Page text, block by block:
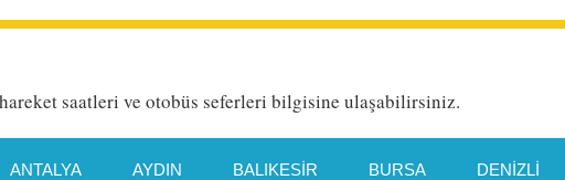
saatleri ve otobüs seferleri bilgisine ulaşabilirsiniz.
ANTALYA AYDIN BALIKESIR BURSA DENIZLI